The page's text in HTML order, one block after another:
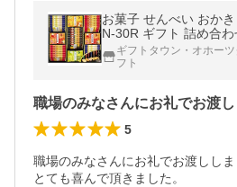
お菓子 せんべい おか
N-30R ギフト 詰め合わ
祝い F倉庫
ギフトタウン・オホー
フト
5
職場のみなさんにお礼でお渡しし
とても喜んで頂きました。